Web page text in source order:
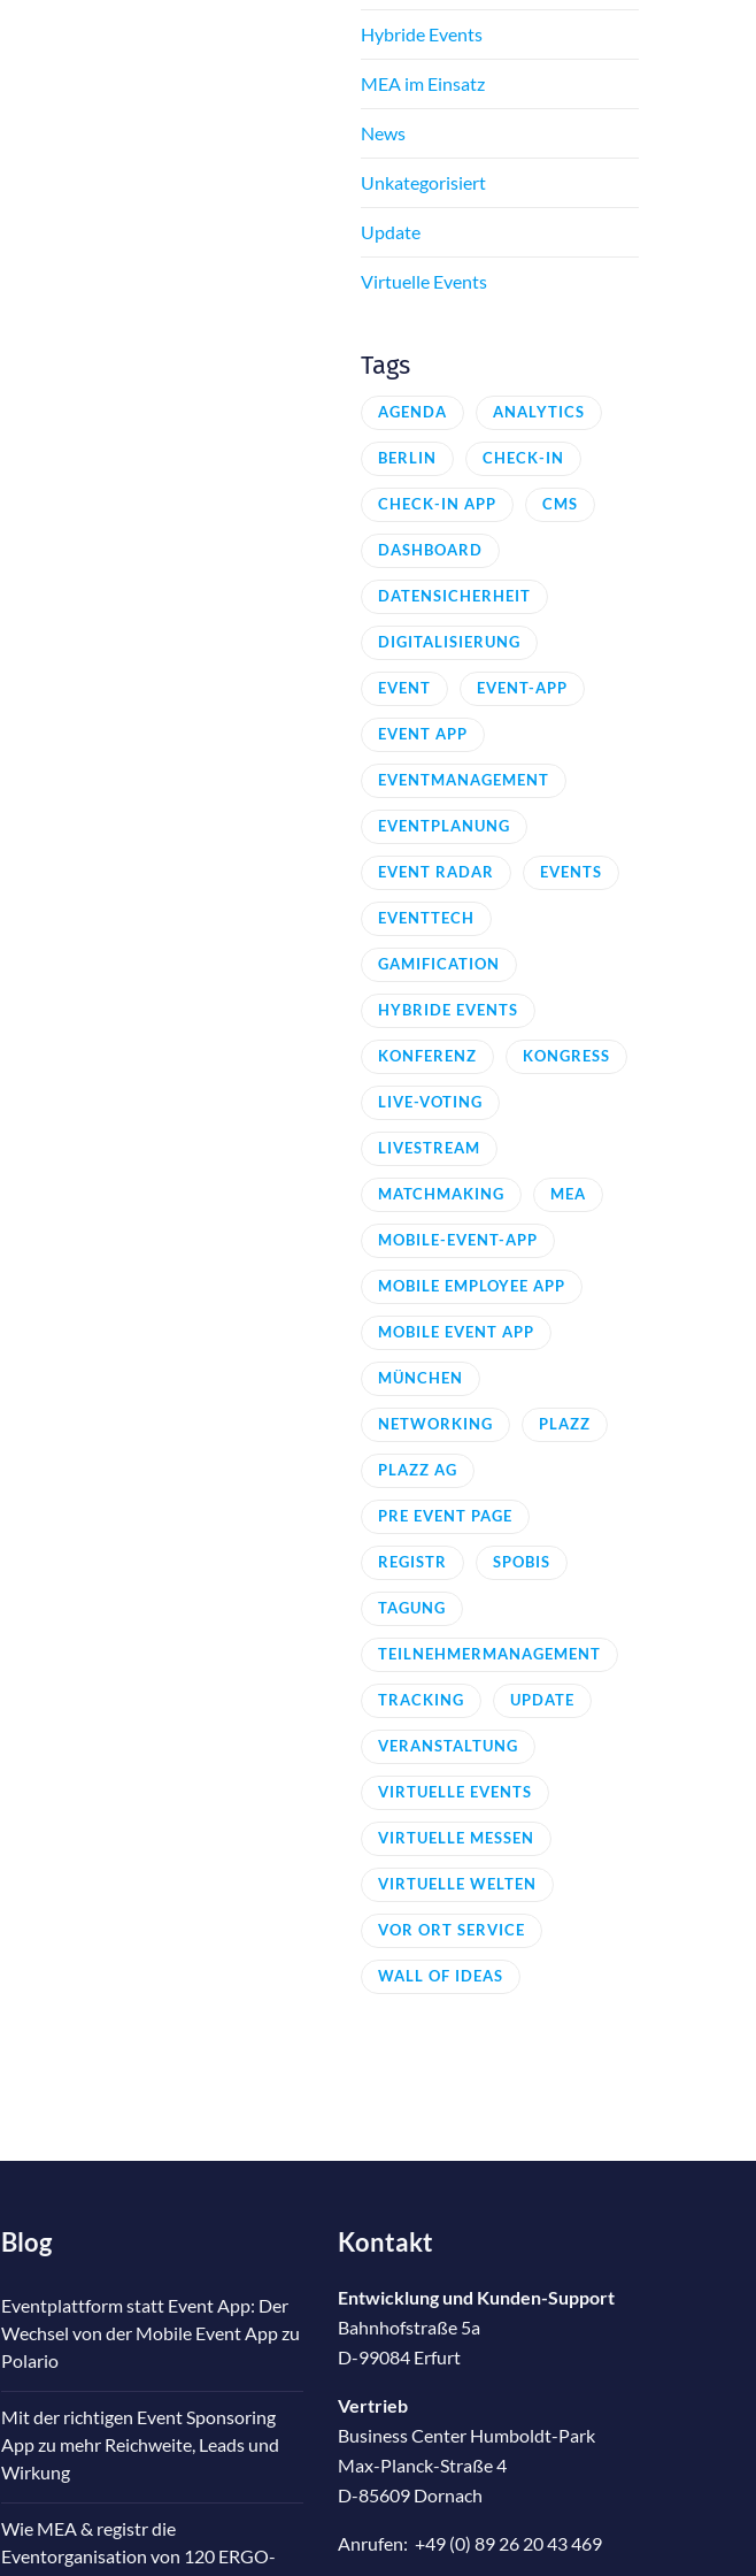
Hybride Events
MEA im Einsatz
News
Unkategorisiert
Update
Virtuelle Events
Tags
AGENDA ANALYTICS
BERLIN CHECK-IN
CHECK-IN APP CMS
DASHBOARD
DATENSICHERHEIT
DIGITALISIERUNG
EVENT EVENT-APP
EVENT APP
EVENTMANAGEMENT
EVENTPLANUNG
EVENT RADAR EVENTS
EVENTTECH
GAMIFICATION
HYBRIDE EVENTS
KONFERENZ KONGRESS
LIVE-VOTING
LIVESTREAM
MATCHMAKING MEA
MOBILE-EVENT-APP
MOBILE EMPLOYEE APP
MOBILE EVENT APP
MÜNCHEN
NETWORKING PLAZZ
PLAZZ AG
PRE EVENT PAGE
REGISTR SPOBIS
TAGUNG
TEILNEHMERMANAGEMENT
TRACKING UPDATE
VERANSTALTUNG
VIRTUELLE EVENTS
VIRTUELLE MESSEN
VIRTUELLE WELTEN
VOR ORT SERVICE
WALL OF IDEAS
Blog
Eventplattform statt Event App: Der
Wechsel von der Mobile Event App zu
Polario
Mit der richtigen Event Sponsoring
App zu mehr Reichweite, Leads und
Wirkung
Wie MEA & registr die
Eventorganisation von 120 ERGO-
Kontakt
Entwicklung und Kunden-Support
Bahnhofstraße 5a
D-99084 Erfurt
Vertrieb
Business Center Humboldt-Park
Max-Planck-Straße 4
D-85609 Dornach
Anrufen: +49 (0) 89 26 20 43 469